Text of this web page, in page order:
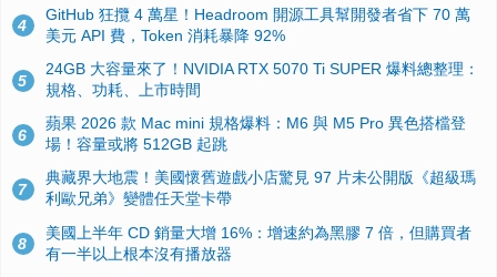
4
GitHub 狂攬 4 萬星！Headroom 開源工具幫開發者省下 70 萬
美元 API 費，Token 消耗暴降 92%
5
24GB 大容量來了！NVIDIA RTX 5070 Ti SUPER 爆料總整理：
規格、功耗、上市時間
6
蘋果 2026 款 Mac mini 規格爆料：M6 與 M5 Pro 異色搭檔登
場！容量或將 512GB 起跳
7
典藏界大地震！美國懷舊遊戲小店驚見 97 片未公開版《超級瑪
利歐兄弟》變體任天堂卡帶
8
美國上半年 CD 銷量大增 16%：增速約為黑膠 7 倍，但購買者
有一半以上根本沒有播放器